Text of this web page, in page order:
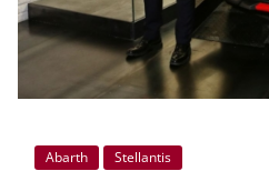
Abarth Stellantis